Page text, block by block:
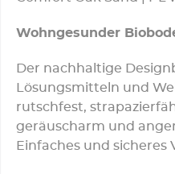
Wohngesunder
Der nachhaltige
Lösungsmitteln und
rutschfest,
geräuscharm und
Einfaches und sicheres